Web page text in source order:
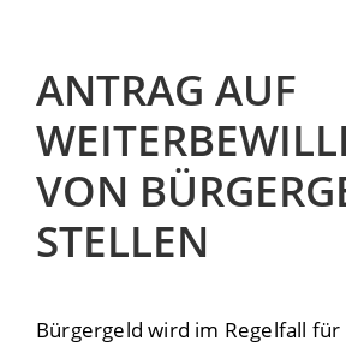
ANTRAG AUF
VON
STELLEN
Bürgergeld wird im Regelfall für